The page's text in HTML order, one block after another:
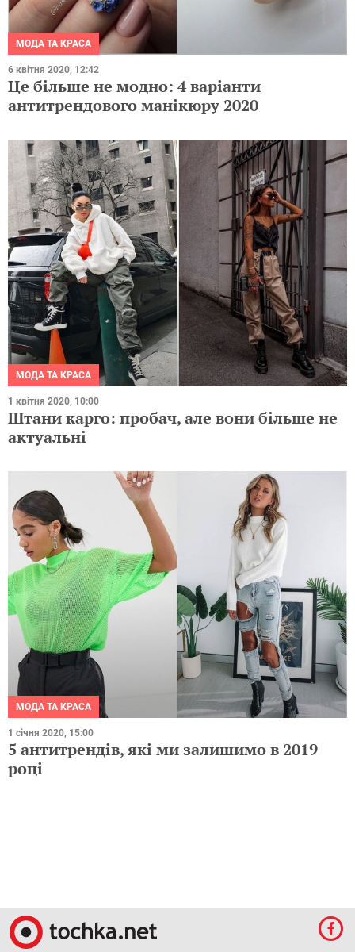
МОДА ТА КРАСА
6 квітня 2020, 12:42
Це більше не модно: 4 варіанти
антитрендового манікюру 2020
МОДА ТА КРАСА
1 квітня 2020, 10:00
Штани карго: пробач, але вони більше не
актуальні
МОДА ТА КРАСА
1 січня 2020, 15:00
5 антитрендів, які ми залишимо в 2019
році